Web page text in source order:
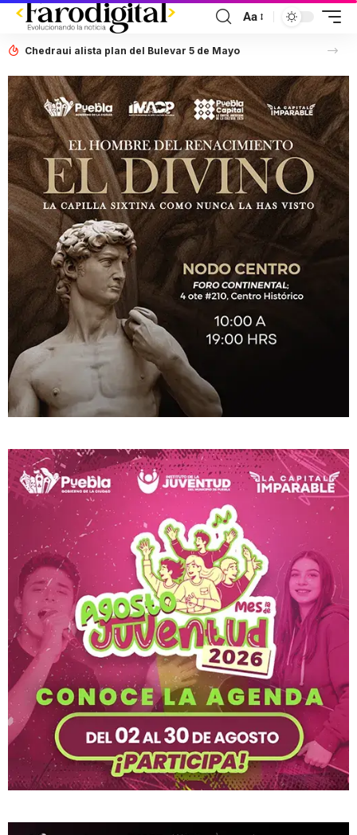
Aa
Chedraui alista plan del Bulevar 5 de Mayo